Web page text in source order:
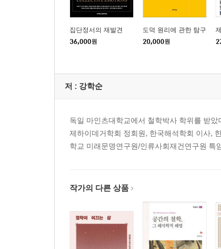
집단정서의 재발견
36,000원
도덕 원리에 관한 탐구
20,000원
저 : 강학순
독일 마인츠대학교에서 철학박사 학위를 받
제하이데거학회 정회원, 한국해석학회 이사,
학교 미래문명연구원/인류사회재건연구원 특
작가의 다른 상품